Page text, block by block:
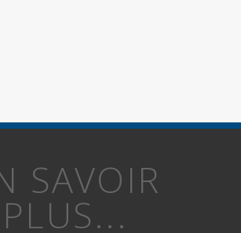
SAVOIR
PLUS...